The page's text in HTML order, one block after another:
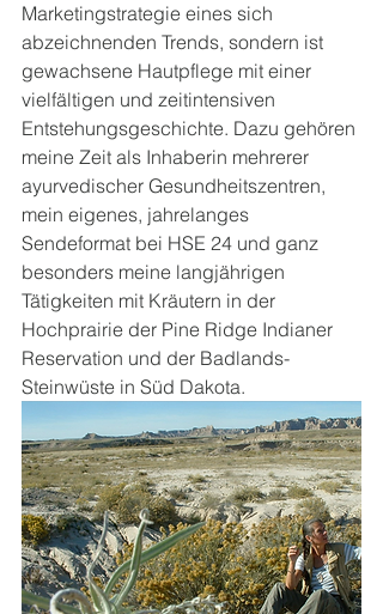
Marketingstrategie eines sich
abzeichnenden Trends, sondern ist
gewachsene Hautpflege mit einer
vielfältigen und zeitintensiven
Entstehungsgeschichte. Dazu gehören
meine Zeit als Inhaberin mehrerer
ayurvedischer Gesundheitszentren,
mein eigenes, jahrelanges
Sendeformat bei HSE 24 und ganz
besonders meine langjährigen
Tätigkeiten mit Kräutern in der
Hochprairie der Pine Ridge Indianer
Reservation und der Badlands-
Steinwüste in Süd Dakota.